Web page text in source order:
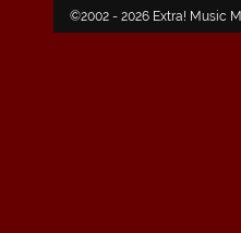
©2002 - 2026 Extra! Music